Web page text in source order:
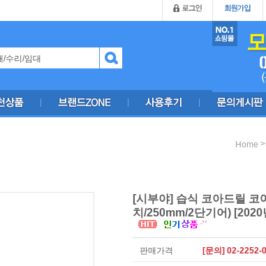
Home >
[시부야] 습식 코아드릴 코
치/250mm/2단기어) [2020
판매가격 [문의] 02-2252-